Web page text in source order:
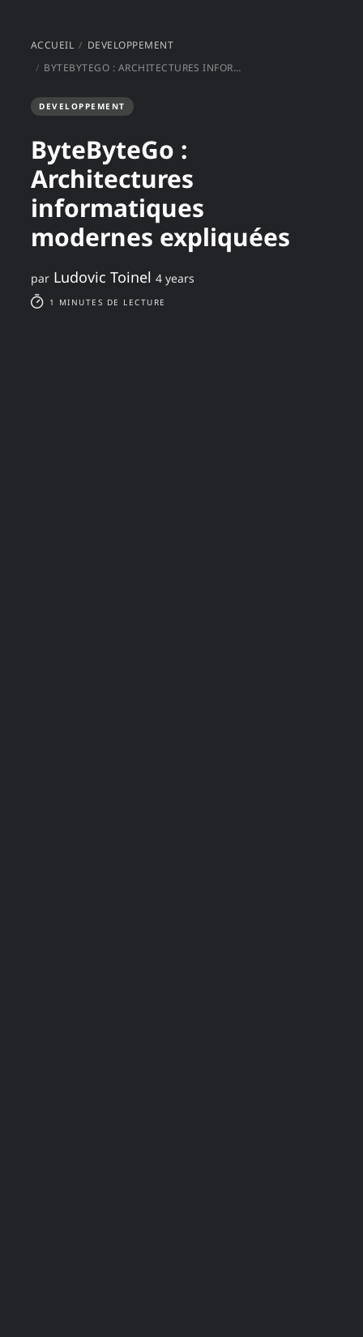
ACCUEIL
DEVELOPPEMENT
BYTEBYTEGO : ARCHITECTURES INFORMATIQUES MODERNES EXPLIQUÉES
DEVELOPPEMENT
ByteByteGo :
Architectures
informatiques
modernes expliquées
par Ludovic Toinel 4 years
1 MINUTES DE LECTURE